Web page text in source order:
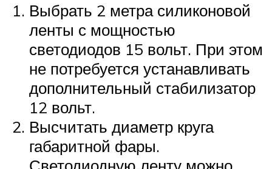
Выбрать 2 метра силиконовой
ленты с мощностью
светодиодов 15 вольт. При этом
не потребуется устанавливать
дополнительный стабилизатор
12 вольт.
Высчитать диаметр круга
габаритной фары.